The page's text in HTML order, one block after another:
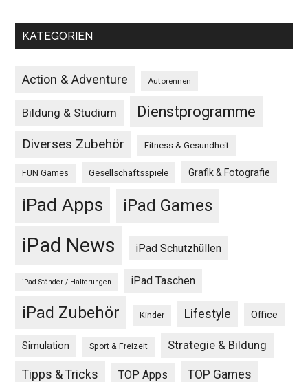
KATEGORIEN
Action & Adventure Autorennen
Bildung & Studium Dienstprogramme
Diverses Zubehör Fitness & Gesundheit
FUN Games Gesellschaftsspiele Grafik & Fotografie
iPad Apps iPad Games
iPad News iPad Schutzhüllen
iPad Ständer / Halterungen iPad Taschen
iPad Zubehör Kinder Lifestyle Office
Simulation Sport & Freizeit Strategie & Bildung
Tipps & Tricks TOP Apps TOP Games